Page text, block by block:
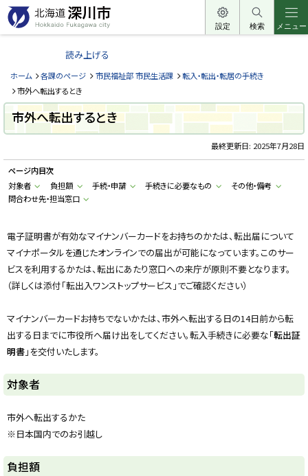
本
文
へ
ー
北
道
深
川
市
H
k
a
d
o
a
g
a
w
c
y
設定 検索 メニュー
読み上げる
ホーム 各課のページ 市民福祉部 市民生活課
転入・転出・転居の手続き
市外へ転出するとき
市外へ転出するとき
最終更新日: 2025年7月28日
ページ内目次
対象者
負担額 手続・申請 手続きに必要なもの
その他・備考
問合わせ先・担当窓口
電子証明書が有効なマイナンバーカードをお持ちのかたは、転出届について
マイナポータルを通じたオンラインでの届出が可能になっています。このサー
ビスを利用するかたは、転出にあたり窓口への来庁が原則不要となります。
（詳しくは添付「転出入ワンストップサービス」でご確認ください）
マイナンバーカードお持ちでないかたは、市外へ転出する日の14日前から転
出する日までに市役所へ届け出をしてください。転入手続きに必要な「転出証
明書 」を交付いたします。
対象者
市外へ転出するかた
※日本国内でのお引越し
ト
負担額